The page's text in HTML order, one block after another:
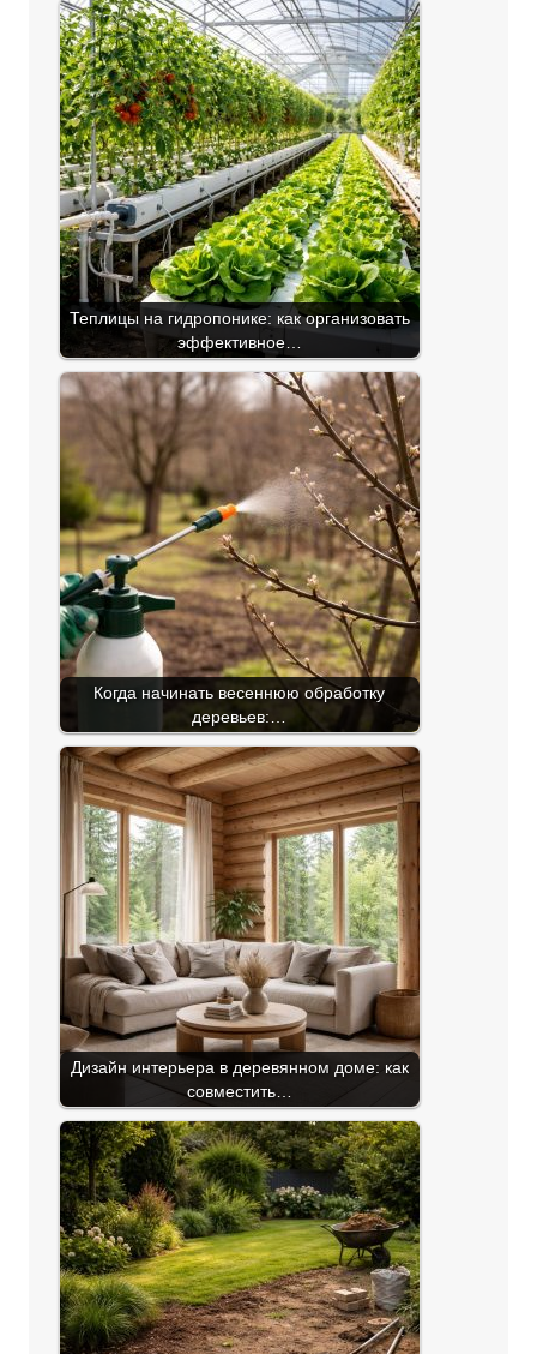
Теплицы на гидропонике: как организовать
эффективное…
Когда начинать весеннюю обработку
деревьев:…
Дизайн интерьера в деревянном доме: как
совместить…